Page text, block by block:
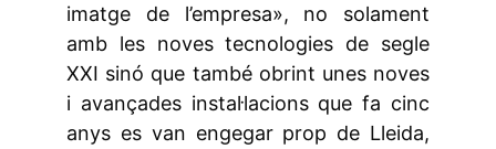
imatge de l’empresa», no solament
amb les noves tecnologies de segle
XXI sinó que també obrint unes noves
i avançades instal·lacions que fa cinc
anys es van engegar prop de Lleida,